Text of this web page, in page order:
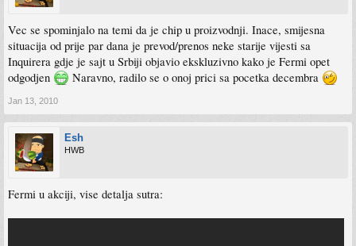
Vec se spominjalo na temi da je chip u proizvodnji. Inace, smijesna
situacija od prije par dana je prevod/prenos neke starije vijesti sa
Inquirera gdje je sajt u Srbiji objavio ekskluzivno kako je Fermi opet
odgodjen
Naravno, radilo se o onoj prici sa pocetka decembra
Jan 13, 2010
Esh
HWB
Fermi u akciji, vise detalja sutra: